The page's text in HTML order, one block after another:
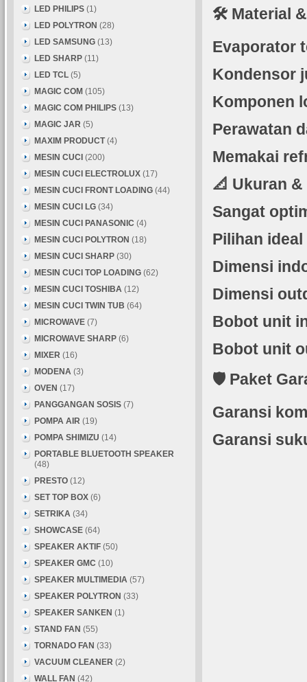
🛠️ Material
Evaporator
Kondensor
Komponen
Perawatan
Memakai
📐 Ukuran
Sangat
Pilihan
Dimensi
Dimensi
Bobot unit
Bobot unit
🛡️ Paket
Garansi
Garansi
LED PHILIPS (1)
LED POLYTRON (28)
LED SAMSUNG (13)
LED SHARP (11)
LED TCL (5)
MAGIC COM (105)
MAGIC COM PHILIPS (13)
MAGIC JAR (5)
MAXIM PRODUCT (4)
MESIN CUCI (200)
MESIN CUCI ELECTROLUX (17)
MESIN CUCI FRONT LOADING (44)
MESIN CUCI LG (34)
MESIN CUCI PANASONIC (4)
MESIN CUCI POLYTRON (18)
MESIN CUCI SHARP (30)
MESIN CUCI TOP LOADING (62)
MESIN CUCI TOSHIBA (12)
MESIN CUCI TWIN TUB (64)
MICROWAVE (7)
MICROWAVE SHARP (6)
MIXER (16)
MODENA (3)
OVEN (17)
PANGGANGAN SOSIS (7)
POMPA AIR (19)
POMPA SHIMIZU (14)
PORTABLE BLUETOOTH SPEAKER
(48)
PRESTO (12)
SET TOP BOX (6)
SETRIKA (34)
SHOWCASE (64)
SPEAKER AKTIF (50)
SPEAKER GMC (10)
SPEAKER MULTIMEDIA (57)
SPEAKER POLYTRON (33)
SPEAKER SANKEN (1)
STAND FAN (55)
TORNADO FAN (33)
VACUUM CLEANER (2)
WALL FAN (42)